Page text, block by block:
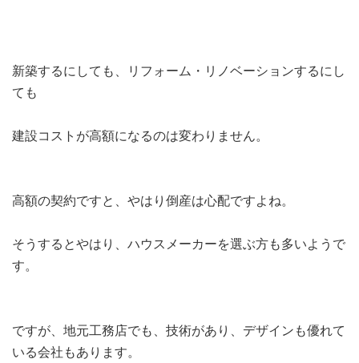
新築するにしても、リフォーム・リノベーションするにし
ても
建設コストが高額になるのは変わりません。
高額の契約ですと、やはり倒産は心配ですよね。
そうするとやはり、ハウスメーカーを選ぶ方も多いようで
す。
ですが、地元工務店でも、技術があり、デザインも優れて
いる会社もあります。